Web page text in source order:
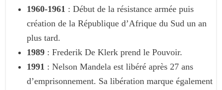
1960-1961 : Début de la résistance armée puis
création de la République d’Afrique du Sud un an
plus tard.
1989 : Frederik De Klerk prend le Pouvoir.
1991 : Nelson Mandela est libéré après 27 ans
d’emprisonnement. Sa libération marque également